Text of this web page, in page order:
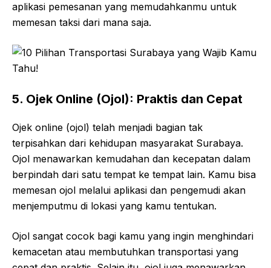
aplikasi pemesanan yang memudahkanmu untuk
memesan taksi dari mana saja.
5. Ojek Online (Ojol): Praktis dan Cepat
Ojek online (ojol) telah menjadi bagian tak
terpisahkan dari kehidupan masyarakat Surabaya.
Ojol menawarkan kemudahan dan kecepatan dalam
berpindah dari satu tempat ke tempat lain. Kamu bisa
memesan ojol melalui aplikasi dan pengemudi akan
menjemputmu di lokasi yang kamu tentukan.
Ojol sangat cocok bagi kamu yang ingin menghindari
kemacetan atau membutuhkan transportasi yang